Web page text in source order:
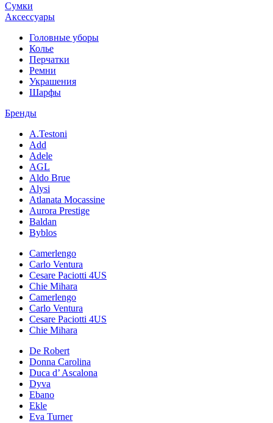
Сумки
Аксессуары
Головные уборы
Колье
Перчатки
Ремни
Украшения
Шарфы
Бренды
A.Testoni
Add
Adele
AGL
Aldo Brue
Alysi
Atlanata Mocassine
Aurora Prestige
Baldan
Byblos
Camerlengo
Carlo Ventura
Cesare Paciotti 4US
Chie Mihara
Camerlengo
Carlo Ventura
Cesare Paciotti 4US
Chie Mihara
De Robert
Donna Carolina
Duca d’ Ascalona
Dyva
Ebano
Ekle
Eva Turner